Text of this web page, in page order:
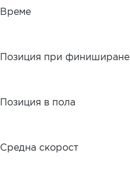
Време
Позиция при финиширане
Позиция в пола
Средна скорост